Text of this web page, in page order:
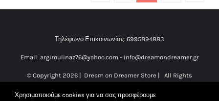
Τηλέφωνο Επικοινωνίας: 6995894883
Email: argiroulinaz76@yahoo.com - info@dreamondreamer.gr
© Copyright 2026 | Dream on Dreamer Store | All Rights
Χρησιμοποιούμε cookies για να σας προσφέρουμε